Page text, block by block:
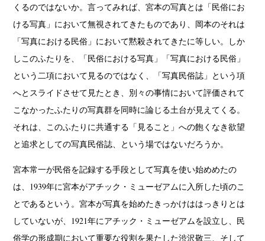
くるのではないか。言ってみれば、宮本の写真とは「民俗にお
ける写真」において無視されてきたものであり、岡本のそれは
「写真における民俗」において黙殺されてきたに等しい。しか
しこのふたりを、「民俗における写真」「写真における民俗」
という二項において見るのではなく、「写真民俗誌」という項
へとスライドさせて見たとき、別々の事情において評価されて
こなかったふたりの写真群を同時に論じる土台が見えてくる。
それは、このふたりに共通する「見ること」への飽くなき欲望
と追求としての写真民俗誌、という場ではないだろうか。
宮本常一が民俗を記録する手段として写真を使い始めめたの
は、1939年に宮本がアチック・ミューゼアムに入所した頃のこ
とであるという。宮本が写真を始めたきっかけははっきりとは
していないが、1921年にアチック・ミューゼアムを設立し、民
俗学の形成期において重要な役割を果たした渋沢敬三、そして